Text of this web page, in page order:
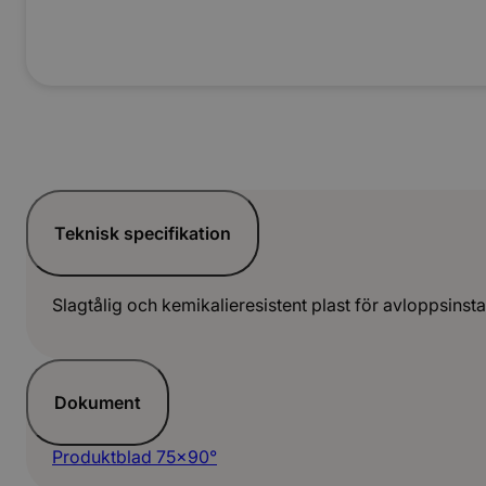
Teknisk specifikation
Slagtålig och kemikalieresistent plast för
Dokument
Produktblad 75x90°